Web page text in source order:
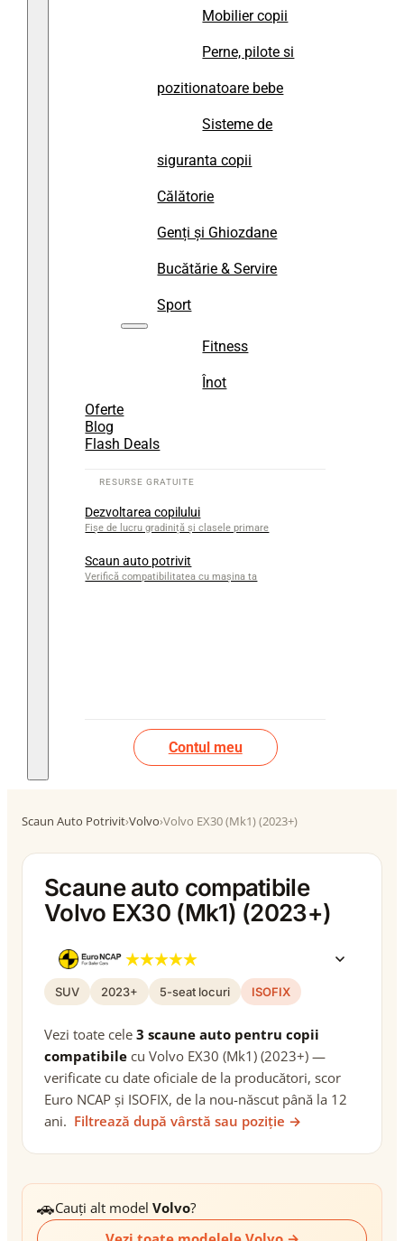
Mobilier copii
Perne, pilote si
pozitionatoare bebe
Sisteme de
siguranta copii
Călătorie
Genți și Ghiozdane
Bucătărie & Servire
Sport
Fitness
Înot
Oferte
Blog
Flash Deals
Dezvoltarea copilului
Fișe de lucru gradiniță și clasele primare
Scaun auto potrivit
Verifică compatibilitatea cu mașina ta
Contul meu
Scaun Auto Potrivit›Volvo›Volvo EX30 (Mk1) (2023+)
Scaune auto compatibile
Volvo EX30 (Mk1) (2023+)
SUV 2023+ 5-seat locuri ISOFIX
Vezi toate cele 3 scaune auto pentru copii
compatibile cu Volvo EX30 (Mk1) (2023+) —
verificate cu date oficiale de la producători, scor
Euro NCAP și ISOFIX, de la nou-născut până la 12
ani. Filtrează după vârstă sau poziție →
🚗Cauți alt model Volvo?